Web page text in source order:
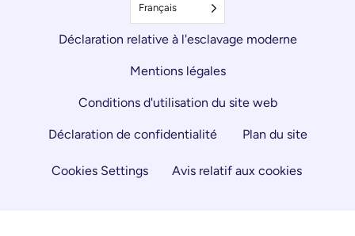
Français
Déclaration relative à l'esclavage moderne
Mentions légales
Conditions d'utilisation du site web
Déclaration de confidentialité Plan du site
Cookies Settings Avis relatif aux cookies